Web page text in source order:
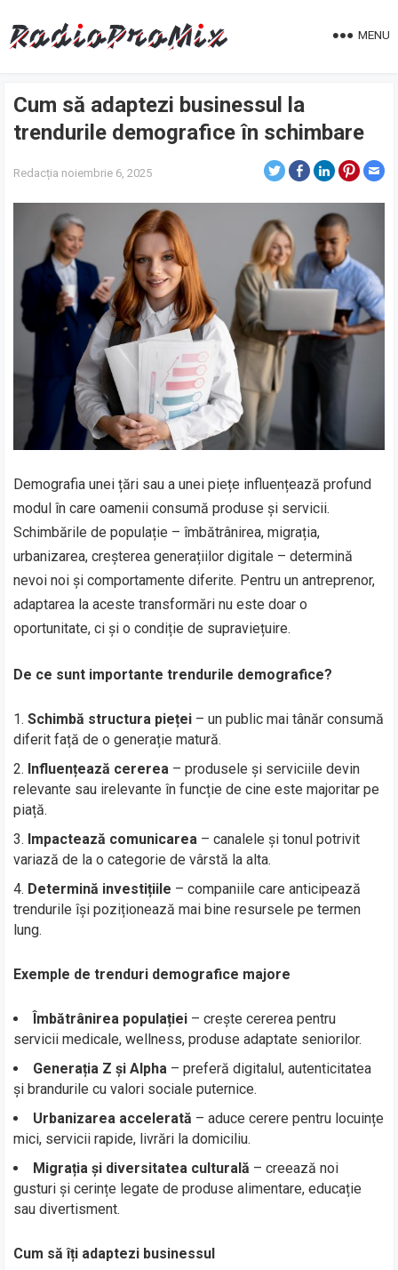
MENU
Cum să adaptezi businessul la
trendurile demografice în schimbare
Redacția noiembrie 6, 2025
Demografia unei țări sau a unei piețe influențează profund
modul în care oamenii consumă produse și servicii.
Schimbările de populație – îmbătrânirea, migrația,
urbanizarea, creșterea generațiilor digitale – determină
nevoi noi și comportamente diferite. Pentru un antreprenor,
adaptarea la aceste transformări nu este doar o
oportunitate, ci și o condiție de supraviețuire.
De ce sunt importante trendurile demografice?
Schimbă structura pieței – un public mai tânăr consumă
diferit față de o generație matură.
Influențează cererea – produsele și serviciile devin
relevante sau irelevante în funcție de cine este majoritar pe
piață.
Impactează comunicarea – canalele și tonul potrivit
variază de la o categorie de vârstă la alta.
Determină investițiile – companiile care anticipează
trendurile își poziționează mai bine resursele pe termen
lung.
Exemple de trenduri demografice majore
Îmbătrânirea populației – crește cererea pentru
servicii medicale, wellness, produse adaptate seniorilor.
Generația Z și Alpha – preferă digitalul, autenticitatea
și brandurile cu valori sociale puternice.
Urbanizarea accelerată – aduce cerere pentru locuințe
mici, servicii rapide, livrări la domiciliu.
Migrația și diversitatea culturală – creează noi
gusturi și cerințe legate de produse alimentare, educație
sau divertisment.
Cum să îți adaptezi businessul